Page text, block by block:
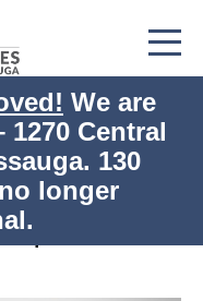
We are
1270 Central
130
longer
Imprimer